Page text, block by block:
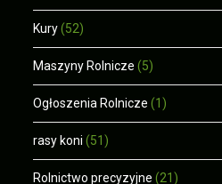
Kury (52)
Maszyny Rolnicze (5)
Ogłoszenia Rolnicze (1)
rasy koni (51)
Rolnictwo precyzyjne (21)